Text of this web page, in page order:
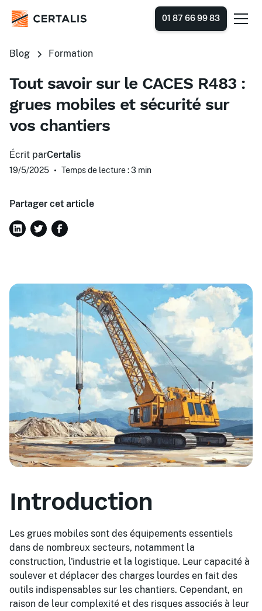
01 87 66 99 83
Blog Formation
Tout savoir sur le CACES R483 :
grues mobiles et sécurité sur
vos chantiers
Écrit parCertalis
19/5/2025 • Temps de lecture : 3 min
Partager cet article
Introduction
Les grues mobiles sont des équipements essentiels
dans de nombreux secteurs, notamment la
construction, l'industrie et la logistique. Leur capacité à
soulever et déplacer des charges lourdes en fait des
outils indispensables sur les chantiers. Cependant, en
raison de leur complexité et des risques associés à leur